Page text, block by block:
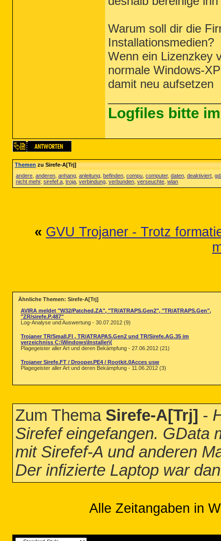
Warum soll dir die
Installationsmedien?
Wenn ein Lizenzkey
normale Windows-
damit neu aufsetzen
Logfiles bitte
Themenzu Sirefe-A[Trj]
andere anderen anhang anleitung befinden compu computer, daten deaktiviert
nicht mehr, sirefef.a troja verbindung verbunden verseuchte wlan
« GVU Trojaner - Trotz
Ähnliche Themen: Sirefe-A[Trj]
AVIRA meldet "W32/Patched.ZA", "TR/ATRAPS.Gen2", "TR/ATRAPS.Gen",
"ZR/sirefe.P.487"
Log-Analyse und Auswertung - 30.07.2012 (9)
Trojaner TR/Small.FI , TR/ATRAPAS.Gen2 und TR/Sirefe.AG.35 im
verzeichniss C:\Windows\Installer\{
Plagegeister aller Art und deren Bekämpfung - 27.06.2012 (21)
Trojaner Sirefe.FT / Drooper.PE4 / Rootkit.0Acces usw
Plagegeister aller Art und deren Bekämpfung - 11.06.2012 (3)
Zum Thema Sirefe-A[Trj] -
Sirefef eingefangen. GData
mit Sirefef-A und anderen
Der infizierte Laptop war
Alle Zeitangaben in